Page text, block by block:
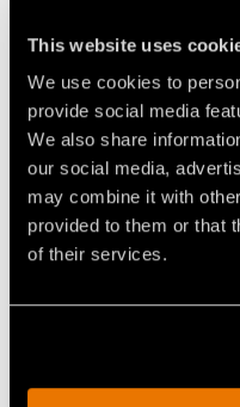
This website uses
We use cookies to
provide social media
We also share
our social media,
may combine it with
provided to them or that
of their services.
TESTATA MULTIFUNZIONE
SFM SU TRATTORE FENDT AL
LAVORO